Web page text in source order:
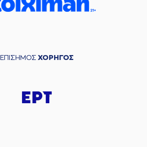
ΕΠΙΣΗΜΟΣ ΧΟΡΗΓΟΣ